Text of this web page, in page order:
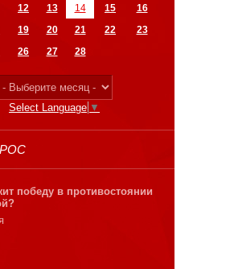
12 13 14 15
16
19 20 21 22
23
26 27 28
Select Language ▼
победу в противостоянии